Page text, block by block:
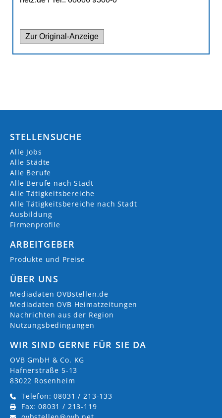
STELLENSUCHE
Alle Jobs
Alle Städte
Alle Berufe
Alle Berufe nach Stadt
Alle Tätigkeitsbereiche
Alle Tätigkeitsbereiche nach Stadt
Ausbildung
Firmenprofile
ARBEITGEBER
Produkte und Preise
ÜBER UNS
Mediadaten OVBstellen.de
Mediadaten OVB Heimatzeitungen
Nachrichten aus der Region
Nutzungsbedingungen
WIR SIND GERNE FÜR SIE DA
OVB GmbH & Co. KG
Hafnerstraße 5-13
83022 Rosenheim
Telefon: 08031 / 213-133
Fax: 08031 / 213-119